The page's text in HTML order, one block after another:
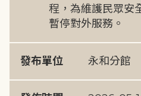
程，為維護民眾安
暫停對外服務。
發布單位 永和分館